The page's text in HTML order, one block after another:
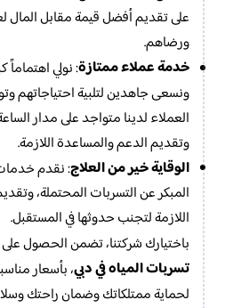
على تقديم أفضل قيمة مقابل المال
ورضاهم.
خدمة عملاء ممتازة: نولي اهتماماً
ونسعى جاهدين لتلبية احتياجاتهم
العملاء لدينا متواجد على مدار
وتقديم الدعم والمساعدة اللازمة.
الوقاية خير من العلاج: نقدم
المبكر عن التسربات المحتملة،
اللازمة لتجنب حدوثها في المستقبل.
باختيارك شركتنا، تضمن الحصول
تسربات المياه في دبي، بأسعار
لحماية ممتلكاتك وضمان راحتك